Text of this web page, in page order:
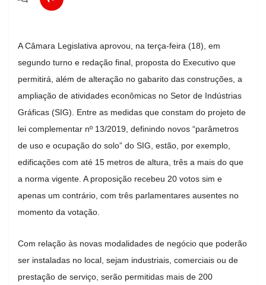
A Câmara Legislativa aprovou, na terça-feira (18), em
segundo turno e redação final, proposta do Executivo que
permitirá, além de alteração no gabarito das construções, a
ampliação de atividades econômicas no Setor de Indústrias
Gráficas (SIG). Entre as medidas que constam do projeto de
lei complementar nº 13/2019, definindo novos “parâmetros
de uso e ocupação do solo” do SIG, estão, por exemplo,
edificações com até 15 metros de altura, três a mais do que
a norma vigente. A proposição recebeu 20 votos sim e
apenas um contrário, com três parlamentares ausentes no
momento da votação.
Com relação às novas modalidades de negócio que poderão
ser instaladas no local, sejam industriais, comerciais ou de
prestação de serviço, serão permitidas mais de 200